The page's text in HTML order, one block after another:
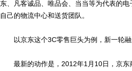
东、凡客诚品、唯品会、当当等为代表的
自己的物流中心和送货团队。
以京东这个3C零售巨头为例，新一轮融
最新的动作是，2012年1月10日，京东